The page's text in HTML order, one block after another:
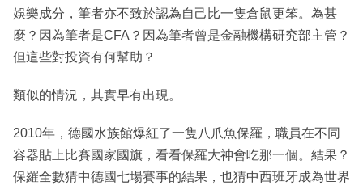
娛樂成分，筆者亦不致於認為自己比一隻倉鼠更笨。為甚
麼？因為筆者是CFA？因為筆者曾是金融機構研究部主管？
但這些對投資有何幫助？
類似的情況，其實早有出現。
2010年，德國水族館爆紅了一隻八爪魚保羅，職員在不同
容器貼上比賽國家國旗，看看保羅大神會吃那一個。結果？
保羅全數猜中德國七場賽事的結果，也猜中西班牙成為世界